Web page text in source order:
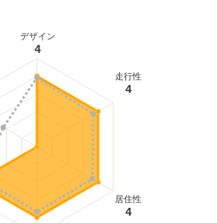
デザイン
4
走行性
4
居住性
4